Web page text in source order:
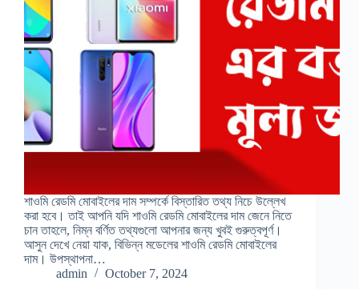
শাওমি রেডমি মোবাইলের দাম সম্পর্কে বিস্তারিত তথ্য নিচে উল্লেখ
করা হবে। তাই আপনি যদি শাওমি রেডমি মোবাইলের দাম জেনে নিতে
চান তাহলে, নিম্ন বর্ণিত তথ্যগুলো আপনার জন্য খুবই গুরুত্বপূর্ণ।
আসুন দেখে নেয়া যাক, বিভিন্ন মডেলের শাওমি রেডমি মোবাইলের
দাম। উপস্থাপনা…
admin
October 7, 2024